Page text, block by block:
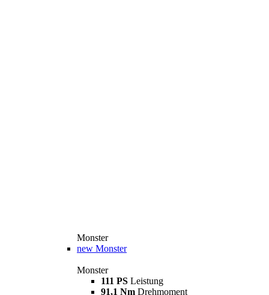
Monster
new Monster
Monster
111 PS Leistung
91,1 Nm Drehmoment